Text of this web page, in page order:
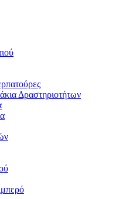
Δραστηριοτήτων